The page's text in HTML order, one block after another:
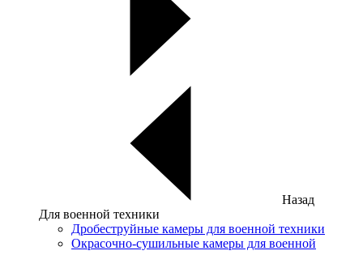
Назад
Для военной техники
Дробеструйные камеры для военной техники
Окрасочно-сушильные камеры для военной